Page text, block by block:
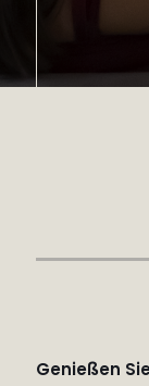
Genießen